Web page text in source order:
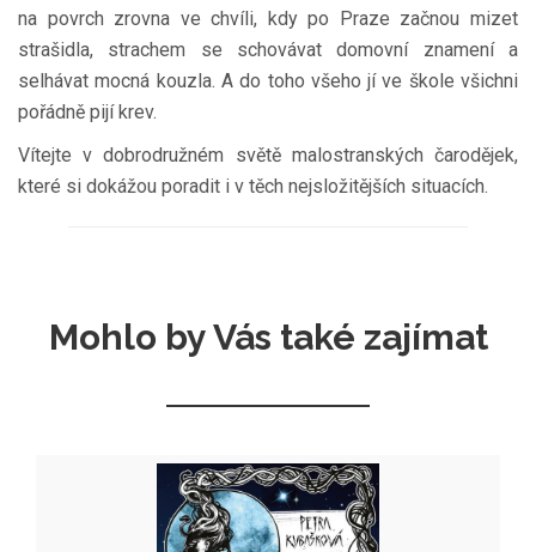
na povrch zrovna ve chvíli, kdy po Praze začnou mizet
strašidla, strachem se schovávat domovní znamení a
selhávat mocná kouzla. A do toho všeho jí ve škole všichni
pořádně pijí krev.
Vítejte v dobrodružném světě malostranských čarodějek,
které si dokážou poradit i v těch nejsložitějších situacích.
Mohlo by Vás také zajímat